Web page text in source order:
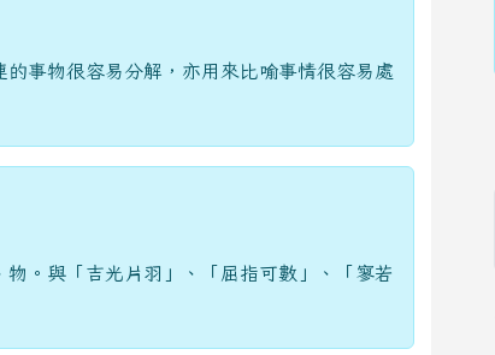
事物很容易分解，亦用來比喻事情很容易處
。與「吉光片羽」、「屈指可數」、「寥若